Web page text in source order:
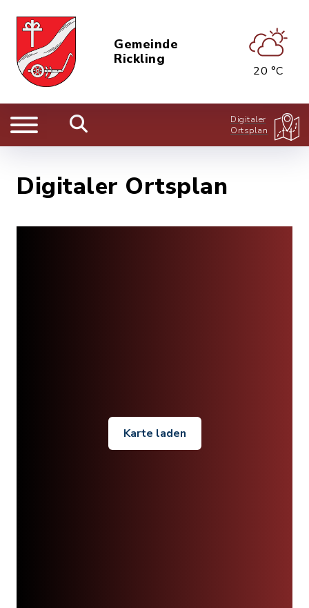
Gemeinde
Rickling
20 °C
Digitaler
Ortsplan
Digitaler Ortsplan
Karte laden